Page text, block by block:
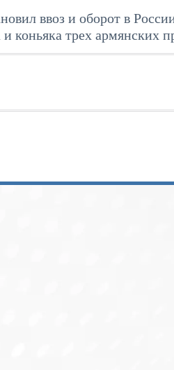
ввоз и оборот в
трех армянских